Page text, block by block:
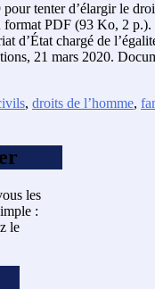
tenter d’élargir le
PDF (93 Ko, 2
d’État chargé de
21 mars 2020.
, droits de l’homme,
les
:
le